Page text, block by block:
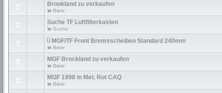
Brookland zu verkaufen
in Biete
Suche TF Luftfilterkasten
in Suche
MGF/TF Front Bremsscheiben Standard 240mm
in Biete
MGF Brockland zu verkaufen
in Biete
MGF 1998 in Met. Rot CAQ
in Biete